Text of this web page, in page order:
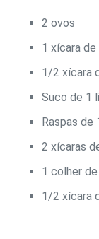
2 ovos
1 xícara
1/2 xícara
Suco de 1
Raspas de
2 xícaras
1 colher
1/2 xícara